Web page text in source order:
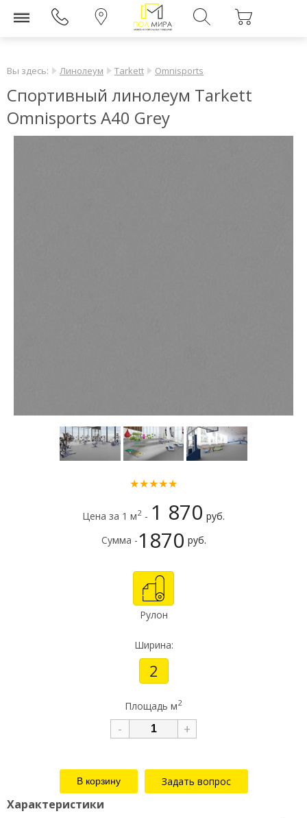
Вы здесь: Линолеум Tarkett Omnisports
Спортивный линолеум Tarkett
Omnisports А40 Grey
★★★★★
Цена за 1 м2 - 1 870 руб.
Сумма -1870 руб.
Рулон
Ширина:
2
Площадь м2
- +
Задать вопрос